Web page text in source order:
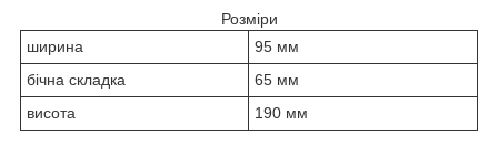
Розміри
ширина
95 мм
бічна складка
65 мм
висота
190 мм